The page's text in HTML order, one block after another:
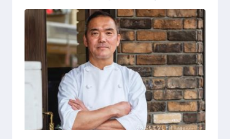
調理スタッフ（管理職候補）